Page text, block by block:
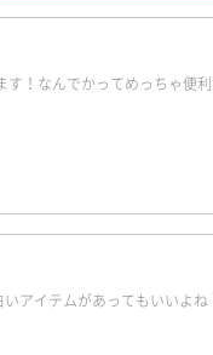
！なんでかってめっちゃ便
アイテムがあってもいいよね